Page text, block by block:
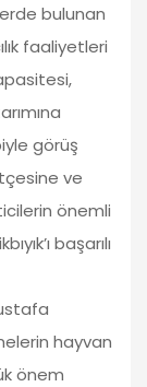
bulunan
faaliyetleri
görüş
ve
önemli
başarılı
hayvan
önem